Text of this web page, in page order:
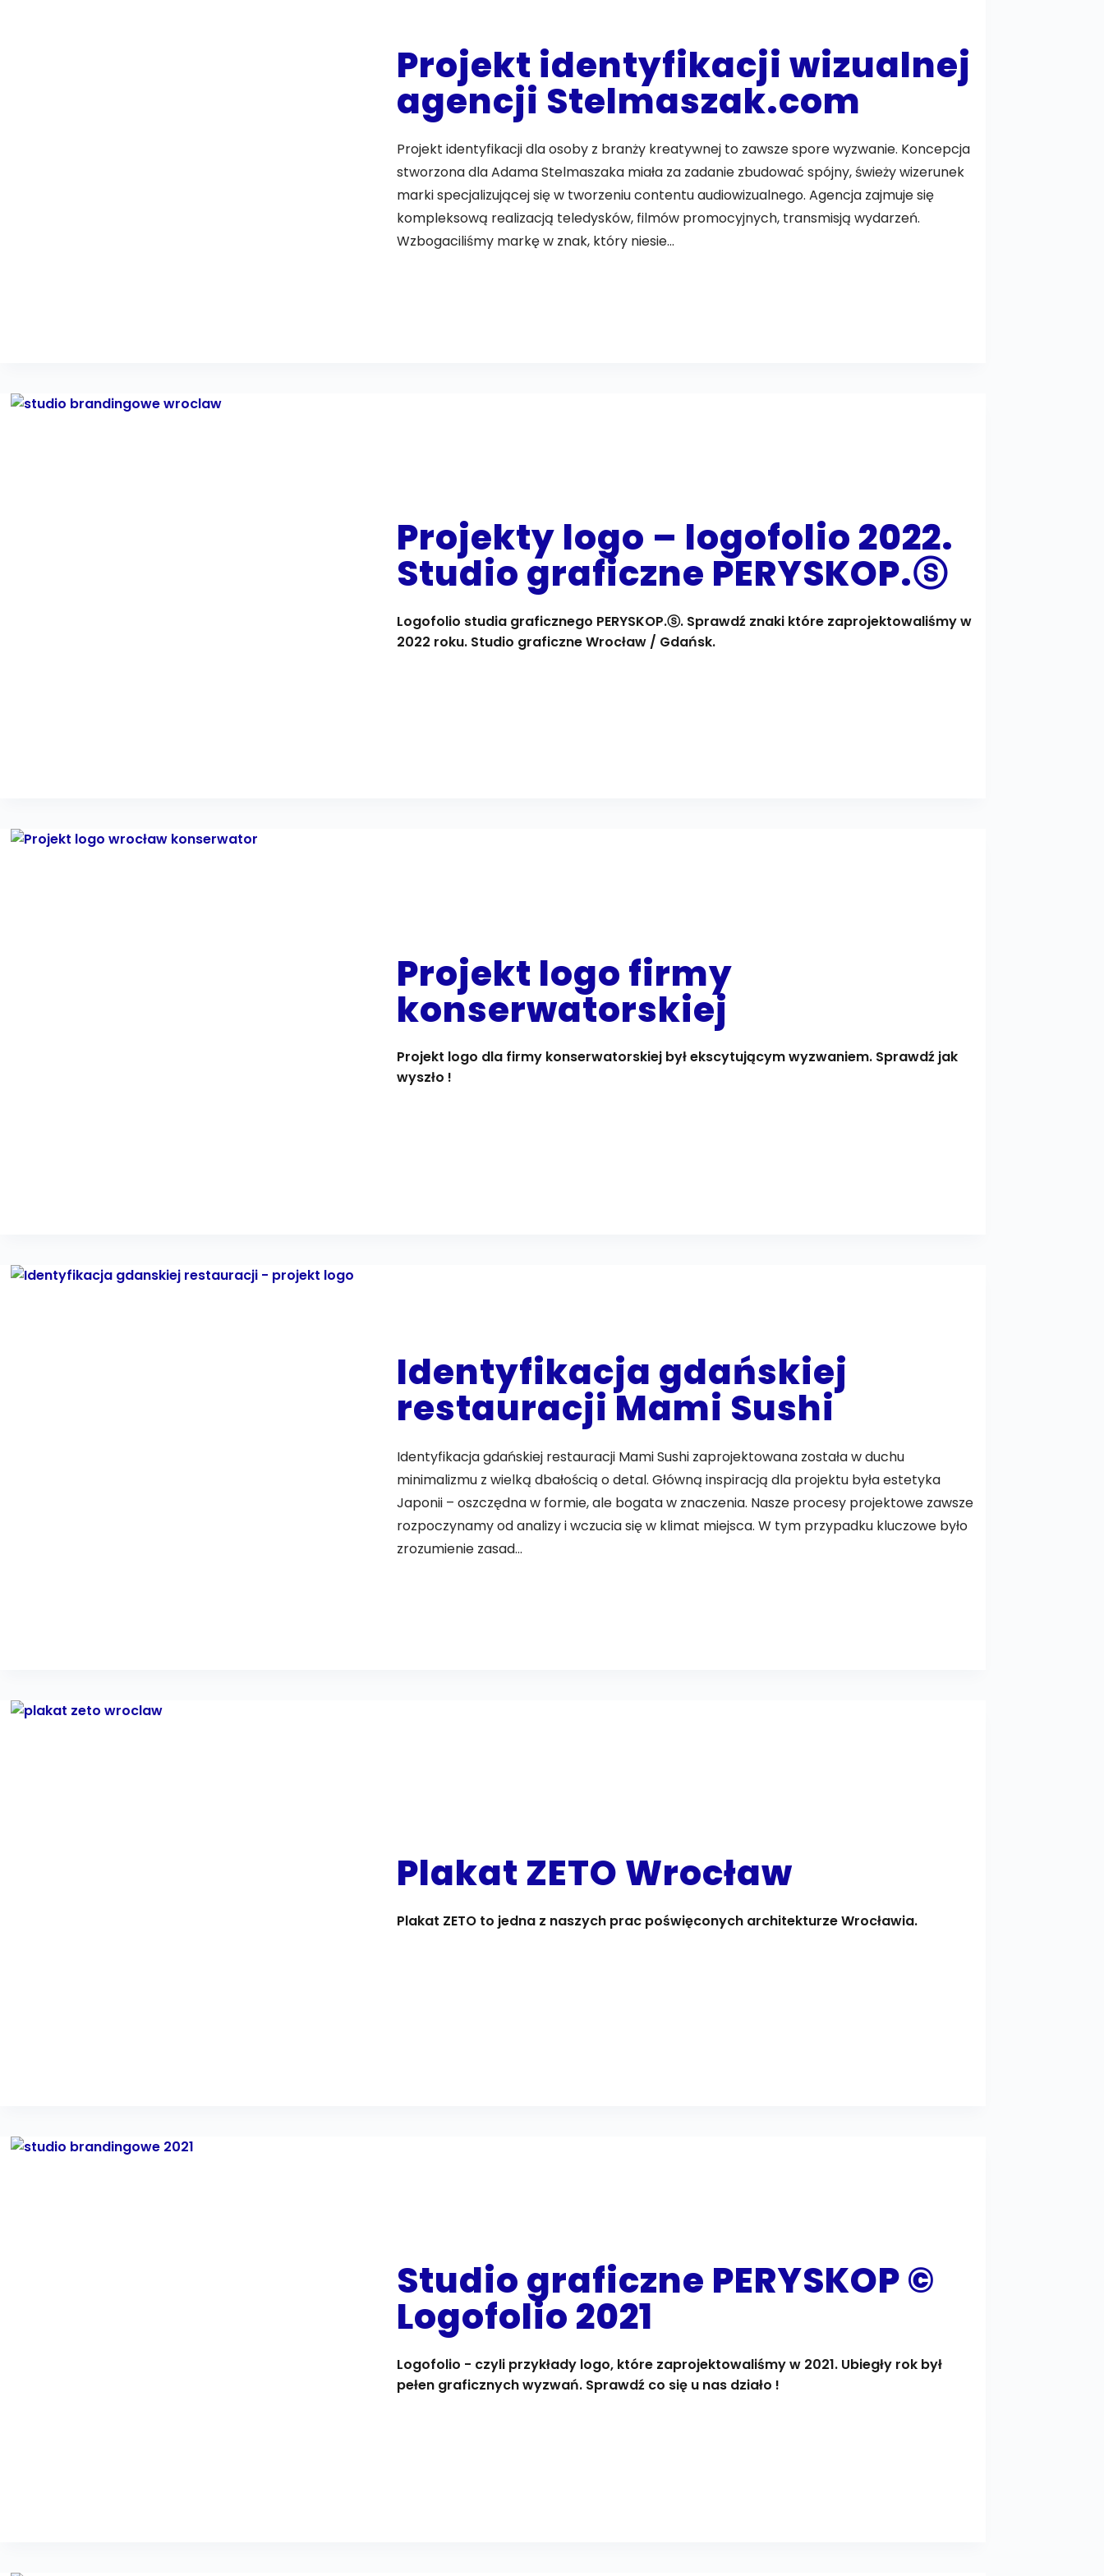
Projekt identyfikacji wizualnej
agencji Stelmaszak.com
Projekt identyfikacji dla osoby z branży kreatywnej to zawsze spore wyzwanie. Koncepcja
stworzona dla Adama Stelmaszaka miała za zadanie zbudować spójny, świeży wizerunek
marki specjalizującej się w tworzeniu contentu audiowizualnego. Agencja zajmuje się
kompleksową realizacją teledysków, filmów promocyjnych, transmisją wydarzeń.
Wzbogaciliśmy markę w znak, który niesie…
Projekty logo – logofolio 2022.
Studio graficzne PERYSKOP.ⓢ
Logofolio studia graficznego PERYSKOP.ⓢ. Sprawdź znaki które zaprojektowaliśmy w
2022 roku. Studio graficzne Wrocław / Gdańsk.
Projekt logo firmy
konserwatorskiej
Projekt logo dla firmy konserwatorskiej był ekscytującym wyzwaniem. Sprawdź jak
wyszło !
Identyfikacja gdańskiej
restauracji Mami Sushi
Identyfikacja gdańskiej restauracji Mami Sushi zaprojektowana została w duchu
minimalizmu z wielką dbałością o detal. Główną inspiracją dla projektu była estetyka
Japonii – oszczędna w formie, ale bogata w znaczenia. Nasze procesy projektowe zawsze
rozpoczynamy od analizy i wczucia się w klimat miejsca. W tym przypadku kluczowe było
zrozumienie zasad…
Plakat ZETO Wrocław
Plakat ZETO to jedna z naszych prac poświęconych architekturze Wrocławia.
Studio graficzne PERYSKOP ©
Logofolio 2021
Logofolio - czyli przykłady logo, które zaprojektowaliśmy w 2021. Ubiegły rok był
pełen graficznych wyzwań. Sprawdź co się u nas działo !